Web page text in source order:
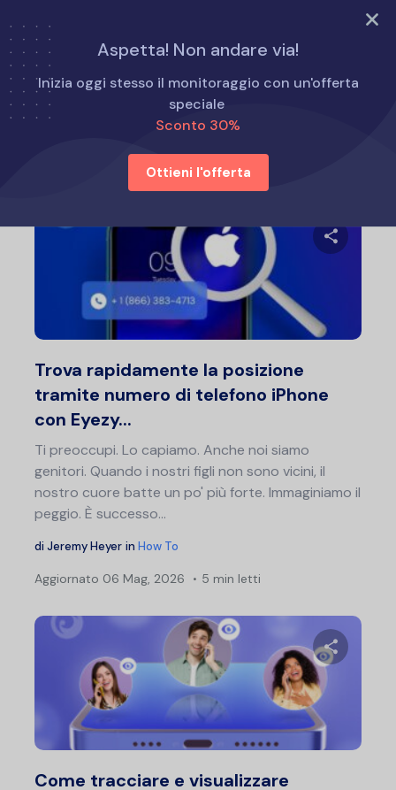
PROVA ORA
Aspetta! Non andare via!
Inizia oggi stesso il monitoraggio con un'offerta
speciale
Sconto 30%
Ottieni l'offerta
Home Come fare per
Come fare per
Trova rapidamente la posizione
tramite numero di telefono iPhone
con Eyezy...
Ti preoccupi. Lo capiamo. Anche noi siamo
genitori. Quando i nostri figli non sono vicini, il
nostro cuore batte un po' più forte. Immaginiamo il
peggio. È successo...
di Jeremy Heyer in How To
Aggiornato 06 Mag, 2026 5 min letti
Condividi
Come tracciare e visualizzare